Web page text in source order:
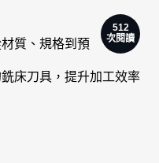
512
次閱讀
質、規格到預
床刀具，提升加工效率